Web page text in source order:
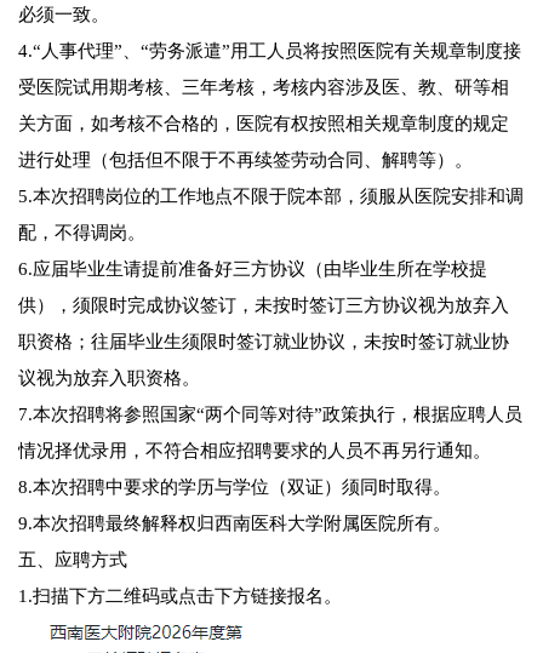
必须一致。
4.“人事代理”、“劳务派遣”用工人员将按照医院有关规章制度接
受医院试用期考核、三年考核，考核内容涉及医、教、研等相
关方面，如考核不合格的，医院有权按照相关规章制度的规定
进行处理（包括但不限于不再续签劳动合同、解聘等）。
5.本次招聘岗位的工作地点不限于院本部，须服从医院安排和调
配，不得调岗。
6.应届毕业生请提前准备好三方协议（由毕业生所在学校提
供），须限时完成协议签订，未按时签订三方协议视为放弃入
职资格；往届毕业生须限时签订就业协议，未按时签订就业协
议视为放弃入职资格。
7.本次招聘将参照国家“两个同等对待”政策执行，根据应聘人员
情况择优录用，不符合相应招聘要求的人员不再另行通知。
8.本次招聘中要求的学历与学位（双证）须同时取得。
9.本次招聘最终解释权归西南医科大学附属医院所有。
五、应聘方式
1.扫描下方二维码或点击下方链接报名。